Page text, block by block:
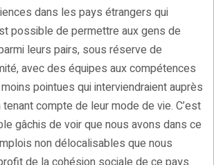
dans les pays étrangers qui
possible de permettre aux gens de
leurs pairs, sous réserve de
avec des équipes aux compétences
pointues qui interviendraient auprès
compte de leur mode de vie. C’est
gâchis de voir que nous avons dans ce
non délocalisables que nous